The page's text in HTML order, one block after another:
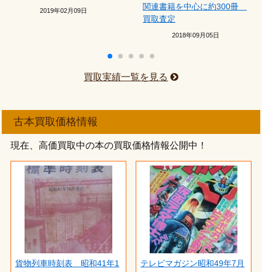
2019年02月09日
関連書籍を中心に約300冊
買取査定
2018年09月05日
買取実績一覧を見る
古本買取価格情報
現在、高価買取中の本の買取価格情報公開中！
貨物列車時刻表 昭和41年1
テレビマガジン昭和49年7月